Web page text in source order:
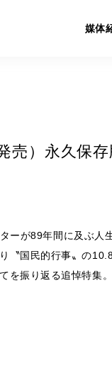
媒体
売）永久保
ーが89年間に及ぶ人
〝国民的行事〟の
を振り返る追悼特集。